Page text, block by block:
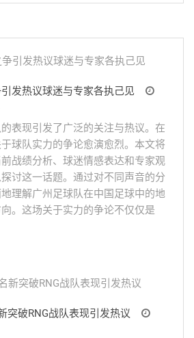
发热议球迷与专家各执己见
表现引发了广泛的关注与热议。在
球队实力的争论愈演愈烈。本文将
战绩分析、球迷情感表达和专家观
讨这一话题。通过对不同声音的分
理解广州足球队在中国足球中的地
。这场关于实力的争论不仅仅是
突破RNG战队表现引发热议